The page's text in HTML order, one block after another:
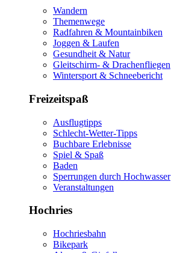
Wandern
Themenwege
Radfahren & Mountainbiken
Joggen & Laufen
Gesundheit & Natur
Gleitschirm- & Drachenfliegen
Wintersport & Schneebericht
Freizeitspaß
Ausflugtipps
Schlecht-Wetter-Tipps
Buchbare Erlebnisse
Spiel & Spaß
Baden
Sperrungen durch Hochwasser
Veranstaltungen
Hochries
Hochriesbahn
Bikepark